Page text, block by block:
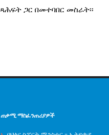
ጋር በመተባበር መስራት፡፡
ጠቃሚ ማስፈንጠሪያዎች